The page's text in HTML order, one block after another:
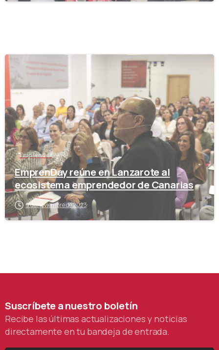
Emprender
EmprenDay reúne en Lanzarote al
ecosistema emprendedor de Canarias
9 de noviembre de 2023
Suscríbeteanuestro boletín
Recibe las últimas actualizaciones y noticias
directamente en tu bandeja de entrada.